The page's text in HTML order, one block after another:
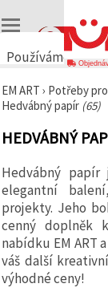
Používáme
🍪
Používáme
podobné
technologie,
zajistili
správné
fungování
webu,
zlepšili vaše
prostředí
při jeho
používání a
s vaším
souhlasem
EM ART › Potřeby
Hedvábný papír (65)
HEDVÁBNÝ
Hedvábný
elegantní
projekty. Jeho
cenný doplněk
nabídku EM ART
váš další
výhodné ceny!